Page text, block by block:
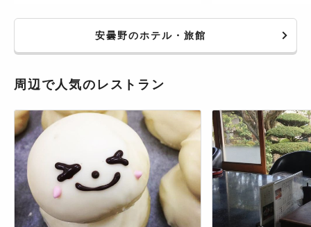
安曇野のホテル・旅館
周辺で人気のレストラン